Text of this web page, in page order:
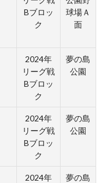
Bブロッ
ク
球場Ａ
面
2024年
リーグ戦
Bブロッ
ク
夢の島
公園
2024年
リーグ戦
Bブロッ
ク
夢の島
公園
2024年
夢の島